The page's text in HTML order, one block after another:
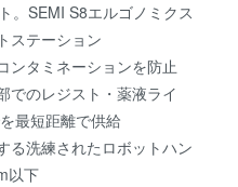
。SEMI S8エルゴノミクス
ステーション
ンタミネーションを防止
でのレジスト・薬液ライ
最短距離で供給
る洗練されたロボットハン
以下